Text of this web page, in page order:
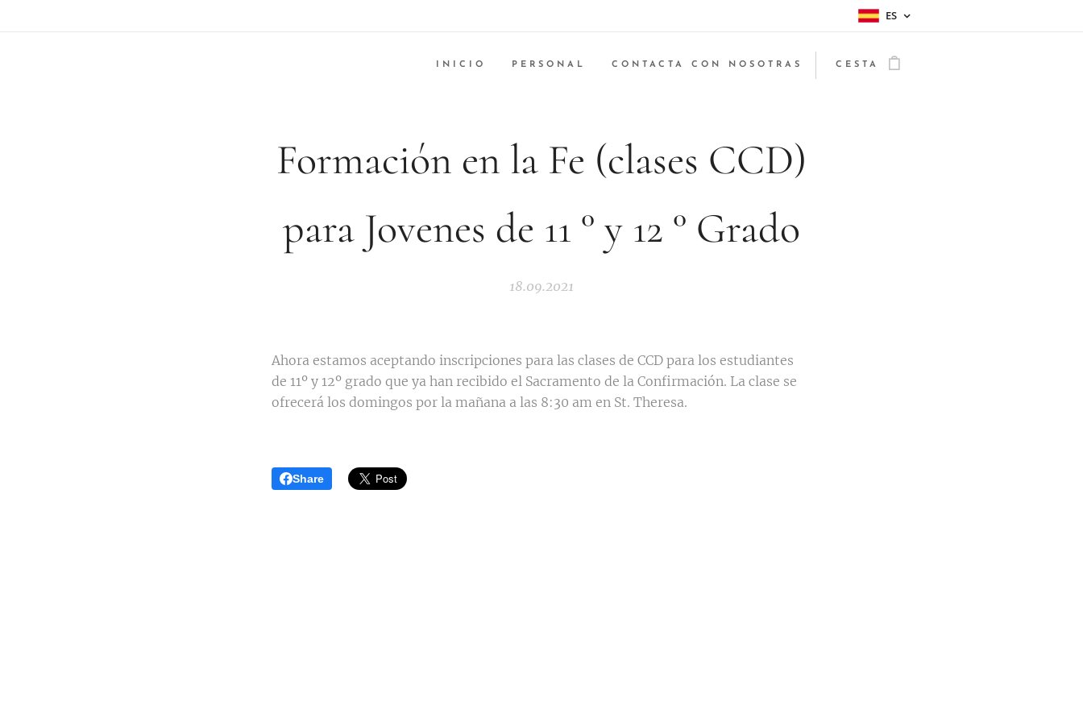
ES
INICIO PERSONAL CONTACTA CON NOSOTRAS CESTA
Formación en la Fe (clases CCD)
para Jovenes de 11 ° y 12 ° Grado
18.09.2021
Ahora estamos aceptando inscripciones para las clases de CCD para los estudiantes
de 11º y 12º grado que ya han recibido el Sacramento de la Confirmación. La clase se
ofrecerá los domingos por la mañana a las 8:30 am en St. Theresa.
Share